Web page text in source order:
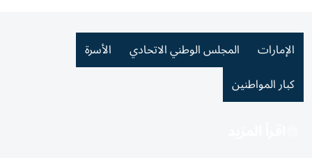
الإمارات المجلس الوطني الاتحادي
الأسرة
كبار المواطنين